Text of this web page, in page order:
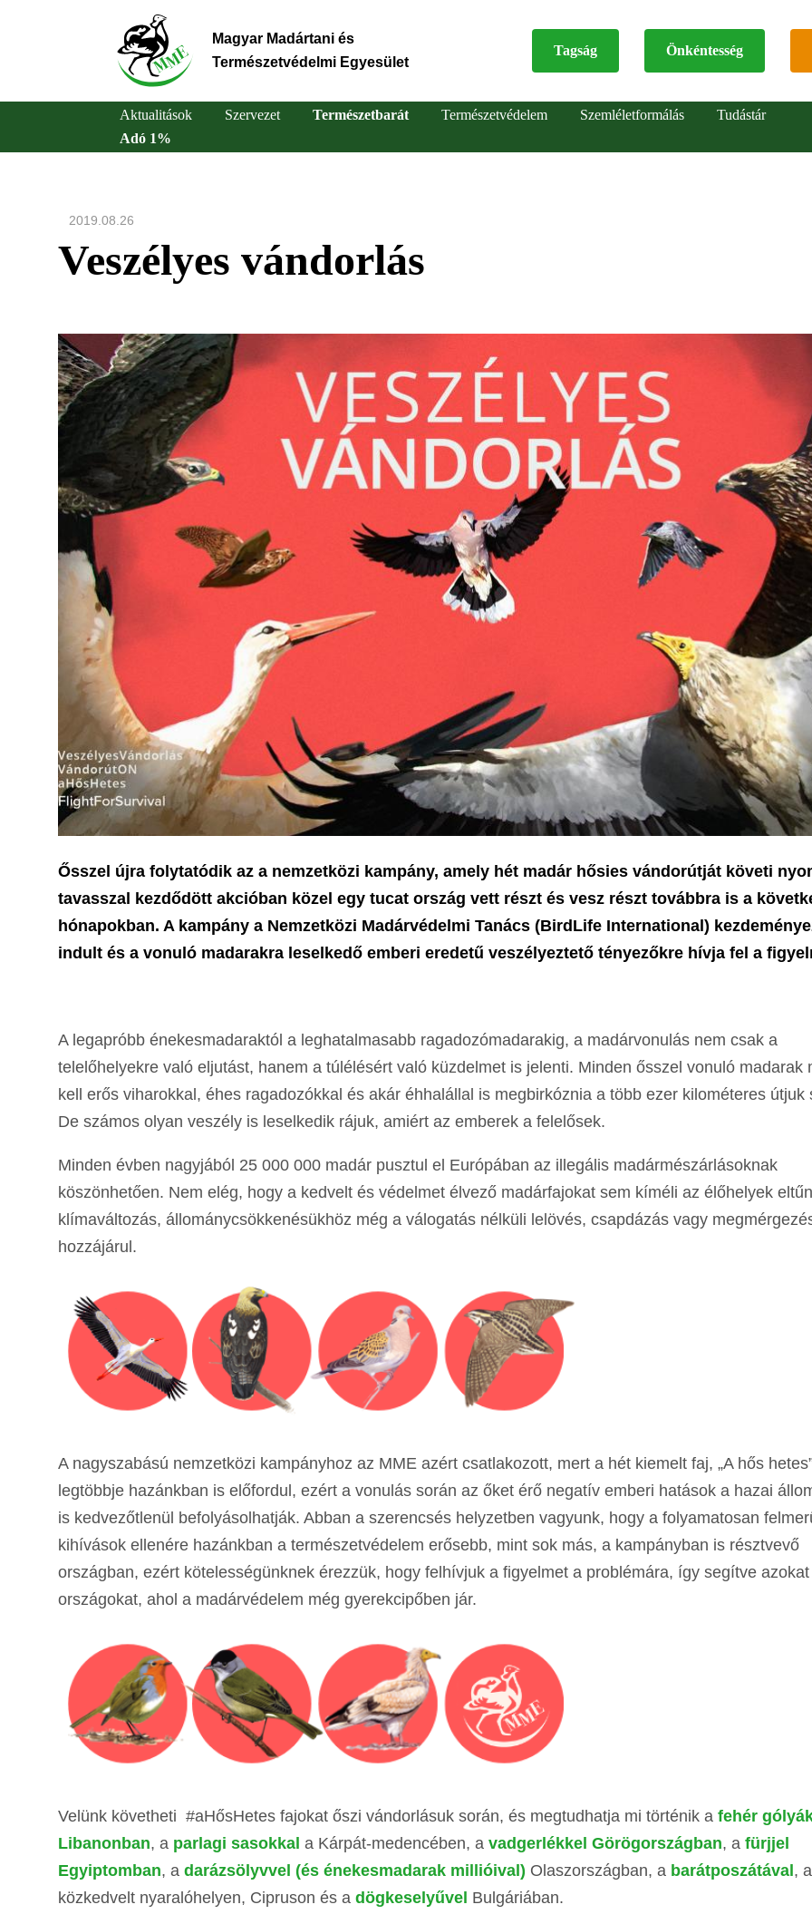
Magyar Madártani és
Természetvédelmi Egyesület
Top
Tagság Önkéntesség
Main
navigation
Aktualitások Szervezet Természetbarát Természetvédelem Szemléletformálás
Tudástár
Adó 1%
2019.08.26
Veszélyes vándorlás
Ősszel újra folytatódik az a nemzetközi kampány, amely hét madár hősies vándorútját követi
tavasszal kezdődött akcióban közel egy tucat ország vett részt és vesz részt továbbra is a
hónapokban. A kampány a Nemzetközi Madárvédelmi Tanács (BirdLife International)
indult és a vonuló madarakra leselkedő emberi eredetű veszélyeztető tényezőkre hívja fel a
A legapróbb énekesmadaraktól a leghatalmasabb ragadozómadarakig, a madárvonulás nem csak a
telelőhelyekre való eljutást, hanem a túlélésért való küzdelmet is jelenti. Minden ősszel vonuló madarak
kell erős viharokkal, éhes ragadozókkal és akár éhhalállal is megbirkóznia a több ezer kilométeres útjuk
De számos olyan veszély is leselkedik rájuk, amiért az emberek a felelősek.
Minden évben nagyjából 25 000 000 madár pusztul el Európában az illegális madármészárlásoknak
köszönhetően. Nem elég, hogy a kedvelt és védelmet élvező madárfajokat sem kíméli az élőhelyek
klímaváltozás, állománycsökkenésükhöz még a válogatás nélküli lelövés, csapdázás vagy
hozzájárul.
A nagyszabású nemzetközi kampányhoz az MME azért csatlakozott, mert a hét kiemelt faj, „A hős
legtöbbje hazánkban is előfordul, ezért a vonulás során az őket érő negatív emberi hatások a hazai
is kedvezőtlenül befolyásolhatják. Abban a szerencsés helyzetben vagyunk, hogy a folyamatosan
kihívások ellenére hazánkban a természetvédelem erősebb, mint sok más, a kampányban is résztvevő
országban, ezért kötelességünknek érezzük, hogy felhívjuk a figyelmet a problémára, így segítve azokat
országokat, ahol a madárvédelem még gyerekcipőben jár.
Velünk követheti #aHősHetes fajokat őszi vándorlásuk során, és megtudhatja mi történik a fehér
Libanonban, a parlagi sasokkal a Kárpát-medencében, a vadgerlékkel Görögországban, a fürjjel
Egyiptomban, a darázsölyvvel (és énekesmadarak millióival) Olaszországban, a barátposzátával,
közkedvelt nyaralóhelyen, Cipruson és a dögkeselyűvel Bulgáriában.